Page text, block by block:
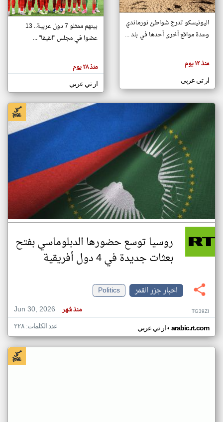
تغيير الدولة
اخبار جزر القمر على مدار الساعة
أهم اخبار جزر القمر العاجلة والمباشرة
هنا عن
وجهة
كاتبيها.
اليونيسكو تدرج شواطئ نورماندي
وعدة مواقع أخرى أحدها في بلد ...
منذ ١٣ يوم
ار تي عربي
بينهم ممثلو 7 دول عربية.. 13
عضوا في مجلس "الفيفا" ...
منذ ٢٨ يوم
ار تي عربي
روسيا توسع حضورها الدبلوماسي بفتح
بعثات جديدة في 4 دول أفريقية
اخبار جزر القمر
Politics
Jun 30, 2026
منذ شهر TG39ZI
ار تي عربي• arabic.rt.com عدد الكلمات: ٢٢٨
klyoum.com